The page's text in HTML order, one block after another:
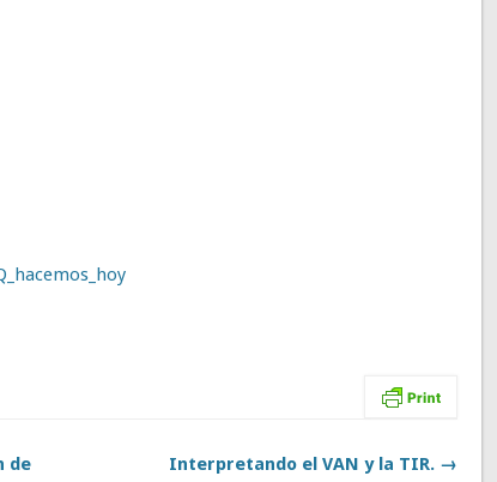
de
Interpretando el VAN y la TIR. →